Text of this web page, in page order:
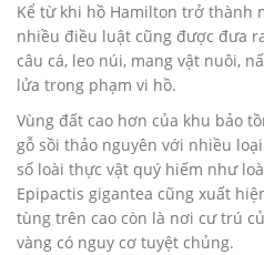
Kể từ khi hồ Hamilton trở thành
nhiều điều luật cũng được đưa
câu cá, leo núi, mang vật nuôi,
lửa trong phạm vi hồ.
Vùng đất cao hơn của khu bảo
gỗ sồi thảo nguyên với nhiều
số loài thực vật quý hiếm như
Epipactis gigantea cũng xuất
tùng trên cao còn là nơi cư trú
vàng có nguy cơ tuyệt chủng.